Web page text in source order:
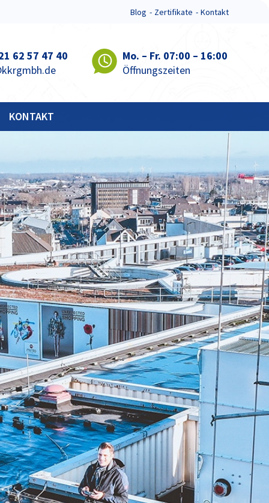
Blog Zertifikate Kontakt
62 57 47 40
Mo. – Fr. 07:00 – 16:00
Öffnungszeiten
KONTAKT